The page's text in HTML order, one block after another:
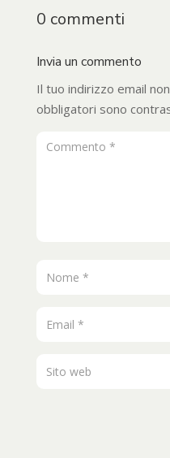
0 commenti
Invia un commento
Il tuo indirizzo email
obbligatori sono